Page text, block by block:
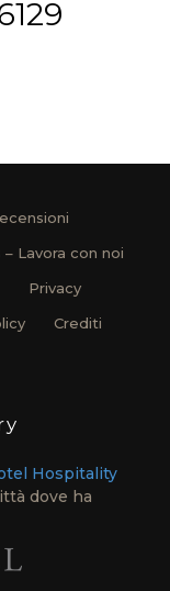
– Lavora con noi
Privacy
Crediti
Hospitality
dove ha